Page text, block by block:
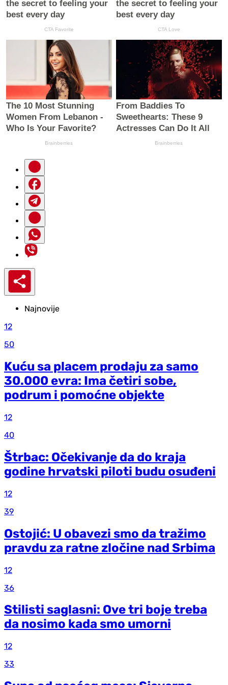
Najnovije
12
50
Kuću sa placem prodaju za samo
30.000 evra: Ima četiri sobe,
podrum i pomoćne objekte
12
40
Štrbac: Očekivanje da do kraja
godine hrvatski piloti budu osuđeni
12
39
Ostojić: U obavezi smo da tražimo
pravdu za ratne zločine nad Srbima
12
36
Stilisti saglasni: Ove tri boje treba
da nosimo kada smo umorni
12
33